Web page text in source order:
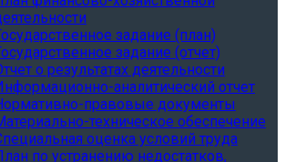
задание (план)
задание (отчет)
о результатах деятельности
аналитический отчет
правовые документы
техническое обеспечение
оценка условий труда
по устранению недостатков,